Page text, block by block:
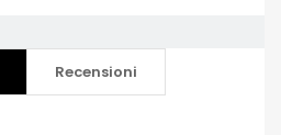
Recensioni